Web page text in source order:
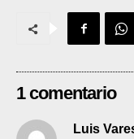
1 comentario
Luis